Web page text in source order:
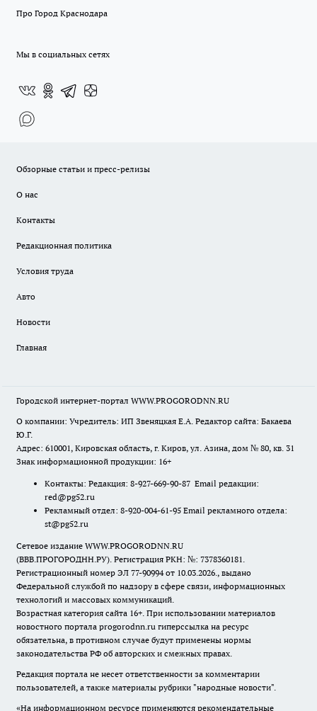
Про Город Краснодара
Мы в социальных сетях
Обзорные статьи и пресс-релизы
О нас
Контакты
Редакционная политика
Условия труда
Авто
Новости
Главная
Городской интернет-портал WWW.PROGORODNN.RU
О компании: Учредитель: ИП Звеняцкая Е.А. Редактор сайта: Бакаева
Ю.Г.
Адрес: 610001, Кировская область, г. Киров, ул. Азина, дом № 80, кв. 31
Знак информационной продукции: 16+
Контакты: Редакция: 8-927-669-90-87 Email редакции:
red@pg52.ru
Рекламный отдел: 8-920-004-61-95 Email рекламного отдела:
st@pg52.ru
Сетевое издание WWW.PROGORODNN.RU
(ВВВ.ПРОГОРОДНН.РУ). Регистрация РКН: №: 7378360181.
Регистрационный номер ЭЛ 77-90994 от 10.03.2026., выдано
Федеральной службой по надзору в сфере связи, информационных
технологий и массовых коммуникаций.
Возрастная категория сайта 16+. При использовании материалов
новостного портала progorodnn.ru гиперссылка на ресурс
обязательна, в противном случае будут применены нормы
законодательства РФ об авторских и смежных правах.
Редакция портала не несет ответственности за комментарии
пользователей, а также материалы рубрики "народные новости".
«На информационном ресурсе применяются рекомендательные